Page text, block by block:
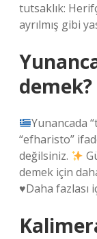
tutsaklık:
ayrılmış gibi
demek?
Yunancada
“efharisto”
değilsiniz.
demek için
♥️Daha fazlası